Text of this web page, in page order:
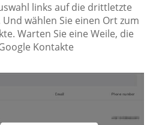
links auf die drittletzte
Und wählen Sie einen Ort zum
Warten Sie eine Weile, die
Kontakte